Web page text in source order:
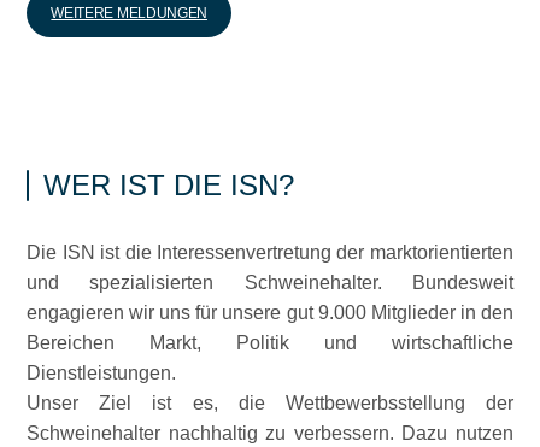
WEITERE MELDUNGEN
WER IST DIE ISN?
Die ISN ist die Interessenvertretung der marktorientierten
und spezialisierten Schweinehalter. Bundesweit
engagieren wir uns für unsere gut 9.000 Mitglieder in den
Bereichen Markt, Politik und wirtschaftliche
Dienstleistungen.
Unser Ziel ist es, die Wettbewerbsstellung der
Schweinehalter nachhaltig zu verbessern. Dazu nutzen